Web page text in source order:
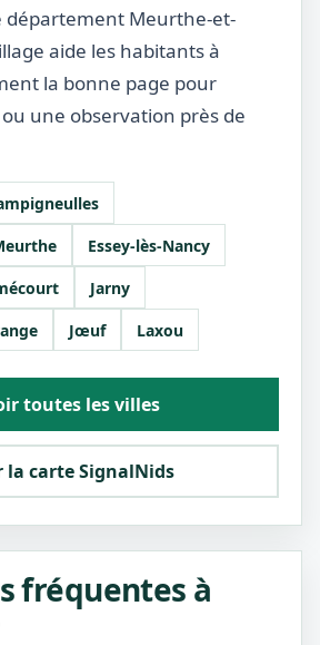
département Meurthe-et-
aide les habitants à
la bonne page pour
une observation près de
Essey-lès-Nancy
Jarny
Jœuf Laxou
toutes les villes
la carte SignalNids
fréquentes à